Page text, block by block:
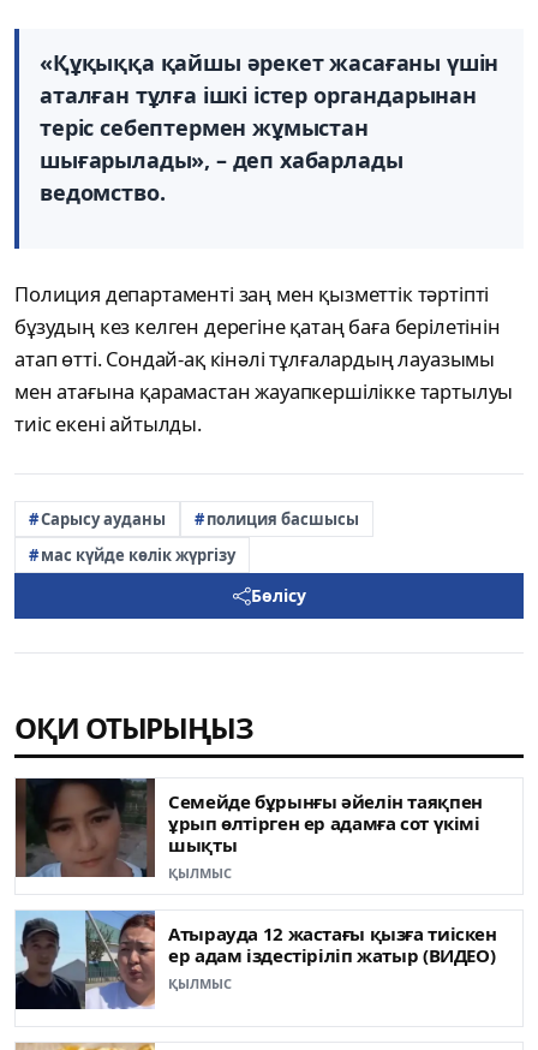
«Құқыққа қайшы әрекет жасағаны үшін
аталған тұлға ішкі істер органдарынан
теріс себептермен жұмыстан
шығарылады», – деп хабарлады
ведомство.
Полиция департаменті заң мен қызметтік тәртіпті
бұзудың кез келген дерегіне қатаң баға берілетінін
атап өтті. Сондай-ақ кінәлі тұлғалардың лауазымы
мен атағына қарамастан жауапкершілікке тартылуы
тиіс екені айтылды.
Сарысу ауданы
полиция басшысы
мас күйде көлік жүргізу
Бөлісу
ОҚИ ОТЫРЫҢЫЗ
Семейде бұрынғы әйелін таяқпен
ұрып өлтірген ер адамға сот үкімі
шықты
ҚЫЛМЫС
Атырауда 12 жастағы қызға тиіскен
ер адам іздестіріліп жатыр (ВИДЕО)
ҚЫЛМЫС